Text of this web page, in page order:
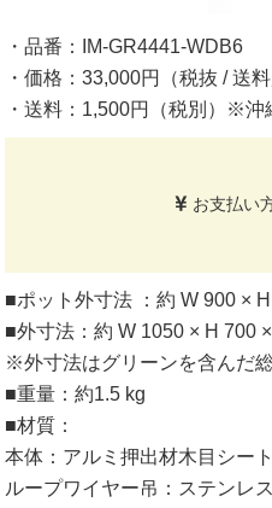
・品番：IM-GR4441-WDB6
・価格：33,000円（税抜 / 送料
・送料：1,500円（税別）※沖
お支払い
■ポット外寸法 ：約 W 900 ×
■外寸法：約 W 1050 × H 700
※外寸法はグリーンを含んだ総
■重量：約1.5 kg
■材質：
本体：アルミ押出材木目シー
ループワイヤー吊：ステンレ